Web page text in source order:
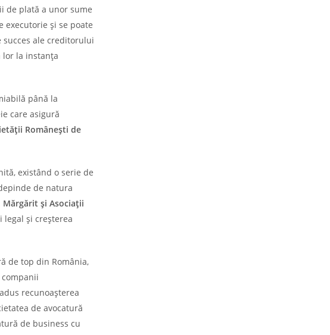
de plată a unor sume
executorie și se poate
succes ale creditorului
lor la instanța
până la
care asigură
Românești de
existând o serie de
de natura
Mărgărit și Asociații
legal și creșterea
de top din România,
recunoașterea
de avocatură
de business cu